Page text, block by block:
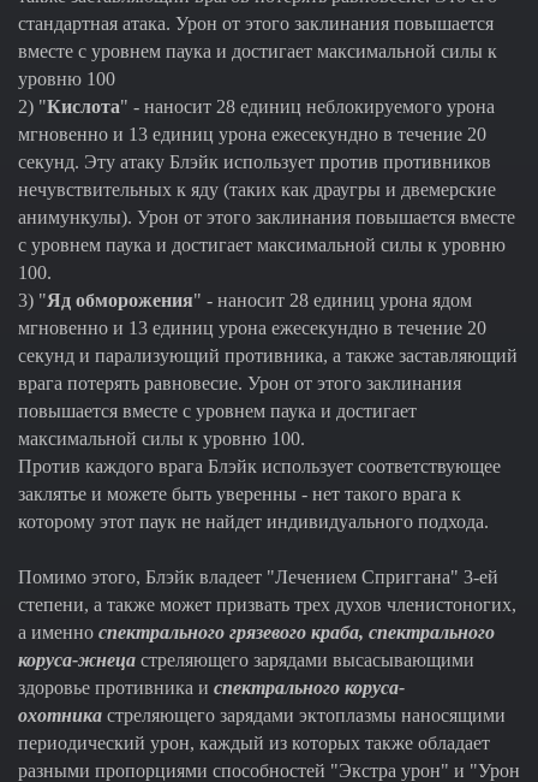
стандартная атака. Урон от этого заклинания повышается
вместе с уровнем паука и достигает максимальной силы к
уровню 100
2) "Кислота" - наносит 28 единиц неблокируемого урона
мгновенно и 13 единиц урона ежесекундно в течение 20
секунд. Эту атаку Блэйк использует против противников
нечувствительных к яду (таких как драугры и двемерские
анимункулы). Урон от этого заклинания повышается вместе
с уровнем паука и достигает максимальной силы к уровню
100.
3) "Яд обморожения" - наносит 28 единиц урона ядом
мгновенно и 13 единиц урона ежесекундно в течение 20
секунд и парализующий противника, а также заставляющий
врага потерять равновесие. Урон от этого заклинания
повышается вместе с уровнем паука и достигает
максимальной силы к уровню 100.
Против каждого врага Блэйк использует соответствующее
заклятье и можете быть уверенны - нет такого врага к
которому этот паук не найдет индивидуального подхода.
Помимо этого, Блэйк владеет "Лечением Сприггана" 3-ей
степени, а также может призвать трех духов членистоногих,
а именно спектрального грязевого краба, спектрального
коруса-жнеца стреляющего зарядами высасывающими
здоровье противника и спектрального коруса-
охотника стреляющего зарядами эктоплазмы наносящими
периодический урон, каждый из которых также обладает
разными пропорциями способностей "Экстра урон" и "Урон